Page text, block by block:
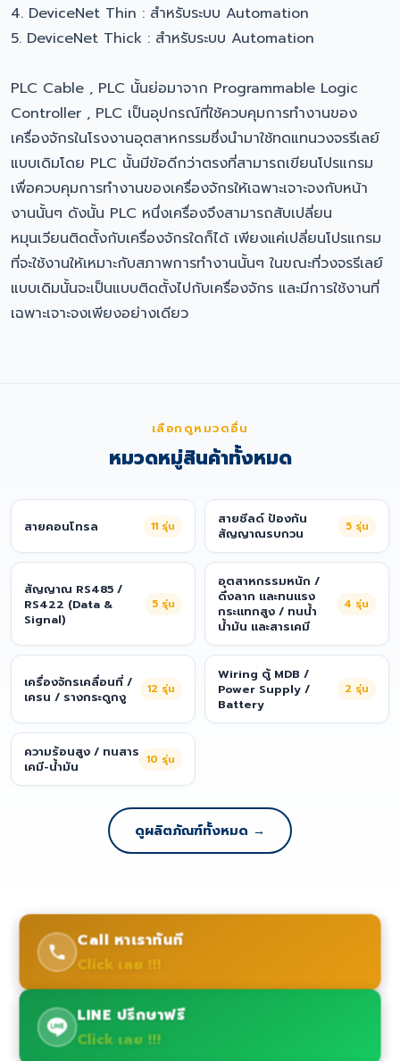
4. DeviceNet Thin : สำหรับระบบ Automation
5. DeviceNet Thick : สำหรับระบบ Automation
PLC Cable , PLC นั้นย่อมาจาก Programmable Logic
Controller , PLC เป็นอุปกรณ์ที่ใช้ควบคุมการทำงานของ
เครื่องจักรในโรงงานอุตสาหกรรมซึ่งนำมาใช้ทดแทนวงจรรีเลย์
แบบเดิมโดย PLC นั้นมีข้อดีกว่าตรงที่สามารถเขียนโปรแกรม
เพื่อควบคุมการทำงานของเครื่องจักรให้เฉพาะเจาะจงกับหน้า
งานนั้นๆ ดังนั้น PLC หนึ่งเครื่องจึงสามารถสับเปลี่ยน
หมุนเวียนติดตั้งกับเครื่องจักรใดก็ได้ เพียงแค่เปลี่ยนโปรแกรม
ที่จะใช้งานให้เหมาะกับสภาพการทำงานนั้นๆ ในขณะที่วงจรรีเลย์
แบบเดิมนั้นจะเป็นแบบติดตั้งไปกับเครื่องจักร และมีการใช้งานที่
เฉพาะเจาะจงเพียงอย่างเดียว
เลือกดูหมวดอื่น
หมวดหมู่สินค้าทั้งหมด
สายคอนโทรล 11 รุ่น
สายชีลด์ ป้องกัน
สัญญาณรบกวน
5 รุ่น
สัญญาณ RS485 /
RS422 (Data &
Signal)
5 รุ่น
อุตสาหกรรมหนัก /
ดึงลาก และทนแรง
กระแทกสูง / ทนน้ำ
น้ำมัน และสารเคมี
4 รุ่น
เครื่องจักรเคลื่อนที่ /
เครน / รางกระดูกงู
12 รุ่น
Wiring ตู้ MDB /
Power Supply /
Battery
2 รุ่น
ความร้อนสูง / ทนสาร
เคมี-น้ำมัน
10 รุ่น
ดูผลิตภัณฑ์ทั้งหมด →
Call หาเราทันที
Click เลย !!!
LINE ปรึกษาฟรี
Click เลย !!!